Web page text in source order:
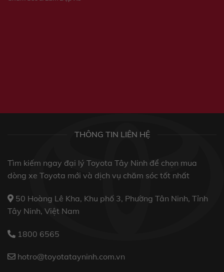
THÔNG TIN LIÊN HỆ
Tìm kiếm ngay đại lý Toyota Tây Ninh để chọn mua
dòng xe Toyota mới và dịch vụ chăm sóc tốt nhất
50 Hoàng Lê Kha, Khu phố 3, Phường Tân Ninh, Tỉnh
Tây Ninh, Việt Nam
1800 6565
hotro@toyotatayninh.com.vn